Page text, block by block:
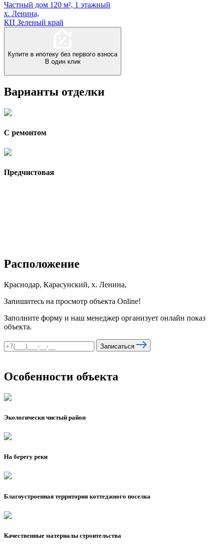
Частный дом 120 м², 1 этажный
х. Ленина,
КП Зеленый край
Купите в ипотеку без первого взноса
В один клик
Варианты отделки
С ремонтом
Предчистовая
Расположение
Краснодар, Карасунский, х. Ленина,
Запишитесь на просмотр объекта Online!
Заполните форму и наш менеджер организует онлайн показ
объекта.
Записаться
Особенности объекта
Экологически чистый район
На берегу реки
Благоустроенная территория коттеджного поселка
Качественные материалы строительства